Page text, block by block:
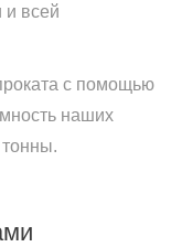
и всей
с помощью
наших